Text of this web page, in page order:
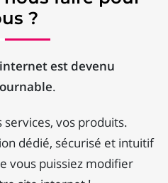
?
est devenu
.
vos produits.
dédié, sécurisé et intuitif
vous puissiez modifier